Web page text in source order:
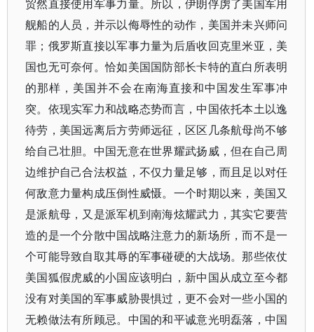
贸然直接使用军事力量。所以，伊朗俘虏了美国军用
舰船的人员，并示以侮辱性的动作，美国并未兴师问
罪；俄罗斯直接以军事力量为后盾收回克里米亚，美
国也无可奈何。恰如美国国防部长卡特的直白所表明
的那样，美国并不会在南海直接和中国发生军事冲
突。依现实军力和战略态势而言，中国依托本土以逸
待劳，美国远离后方劳师远征，区区几条航母尚不够
给自己壮胆。中国无意在世界耀武扬威，但在自己周
边维护自己合法权益，不仅力量足够，而且足以对任
何敌意力量构成压倒性威慑。一个时期以来，美国又
是派航母，又是派军机到南海炫耀武力，其实它要营
造的是一个分散中国战略注意力的新场所，而不是一
个可能导致自取其辱的军事碰硬的大战场。那些依仗
美国狐假虎威的小国应该明白，新中国从成立至今都
没有对美国的军事威胁畏惧过，更不会对一些小国的
无赖做法有所顾忌。中国的和平诚意光明磊落，中国